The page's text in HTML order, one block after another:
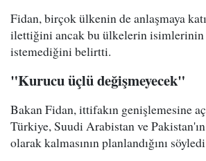
Fidan, birçok ülkenin de anlaşmaya
ilettiğini ancak bu ülkelerin isimlerinin
istemediğini belirtti.
"Kurucu üçlü değişmeyecek"
Bakan Fidan, ittifakın genişlemesine
Türkiye, Suudi Arabistan ve
olarak kalmasının planlandığını